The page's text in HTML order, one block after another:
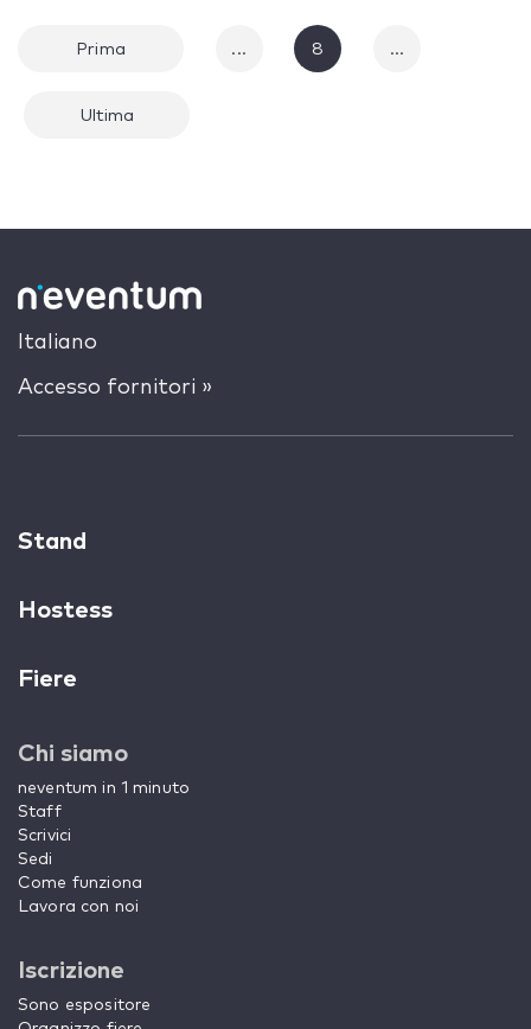
Prima ... 8 ...
Ultima
Italiano
Accesso fornitori »
Stand
Hostess
Fiere
Chi siamo
neventum in 1 minuto
Staff
Scrivici
Sedi
Come funziona
Lavora con noi
Iscrizione
Sono espositore